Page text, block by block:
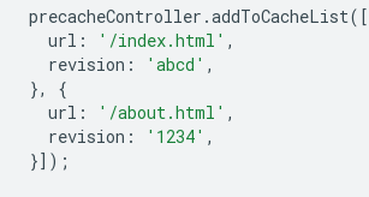
precacheController .addToCacheList
url : '/index.html' ,
revision : 'abcd' ,
},
{
url : '/about.html' ,
revision : '1234' ,
}]);